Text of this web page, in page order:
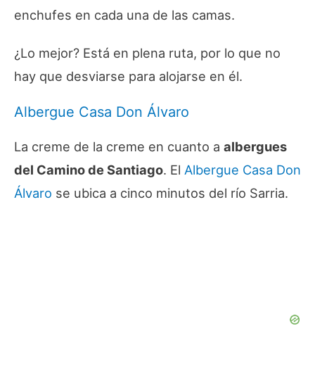
enchufes en cada una de las camas.
¿Lo mejor? Está en plena ruta, por lo que no
hay que desviarse para alojarse en él.
Albergue Casa Don Álvaro
La creme de la creme en cuanto a albergues
del Camino de Santiago. El Albergue Casa Don
Álvaro se ubica a cinco minutos del río Sarria.